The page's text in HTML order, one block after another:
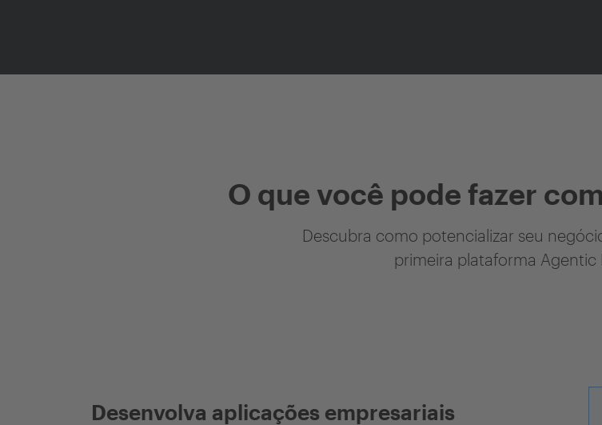
O que você pode fazer
Descubra como potencializar seu
primeira plataforma Agentic
Desenvolva aplicações empresariais